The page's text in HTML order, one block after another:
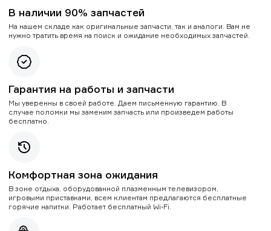
В наличии 90% запчастей
На нашем складе как оригинальные запчасти, так и аналоги. Вам не
нужно тратить время на поиск и ожидание необходимых запчастей.
Гарантия на работы и запчасти
Мы уверенны в своей работе. Даем письменную гарантию. В
случае поломки мы заменим запчасть или произведем работы
бесплатно.
Комфортная зона ожидания
В зоне отдыха, оборудованной плазменным телевизором,
игровыми приставками, всем клиентам предлагаются бесплатные
горячие напитки. Работает бесплатный Wi-Fi.